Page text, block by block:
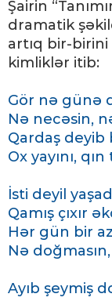
Şairin
dramatik
artıq bir-birini
kimliklər itib:
Gör nə günə
Nə necəsin,
Qardaş deyib
Ox yayını,
İsti deyil
Qamış çıxır
Hər gün bir
Nə
Ayıb şeymiş